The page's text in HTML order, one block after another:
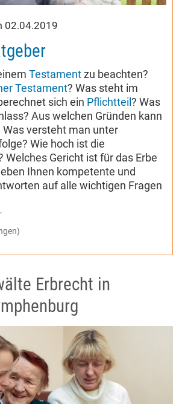
02.04.2019
Testamentzu beachten?
Testament? Was steht im
sich ein Pflichtteil ? Was
Aus welchen Gründen kann
versteht man unter
Wie hoch ist die
Welches Gericht ist für das Erbe
Ihnen kompetente und
auf alle wichtigen Fragen
Erbrecht in